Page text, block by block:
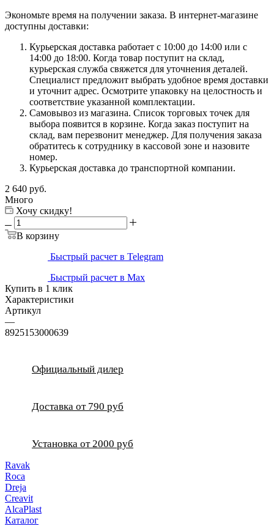
Экономьте время на получении заказа. В интернет-магазине
доступны доставки:
Курьерская доставка работает с 10:00 до 14:00 или с
14:00 до 18:00. Когда товар поступит на склад,
курьерская служба свяжется для уточнения деталей.
Специалист предложит выбрать удобное время доставки
и уточнит адрес. Осмотрите упаковку на целостность и
соответствие указанной комплектации.
Самовывоз из магазина. Список торговых точек для
выбора появится в корзине. Когда заказ поступит на
склад, вам перезвонит менеджер. Для получения заказа
обратитесь к сотруднику в кассовой зоне и назовите
номер.
Курьерская доставка до транспортной компании.
2 640 руб.
Много
Хочу скидку!
В корзину
Быстрый расчет в Telegram
Быстрый расчет в Max
Купить в 1 клик
Характеристики
Артикул
—
8925153000639
Официальный дилер
Доставка от 790 руб
Установка от 2000 руб
Ravak
Roca
Dreja
Creavit
AlcaPlast
Каталог